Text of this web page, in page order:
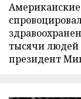
Американские
тысячи
президент